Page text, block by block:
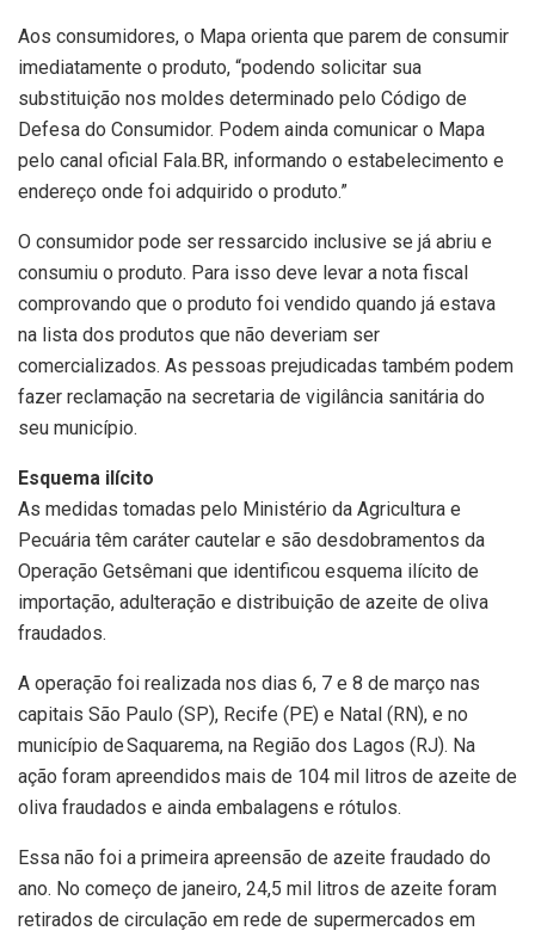
Aos consumidores, o Mapa orienta que parem de consumir
imediatamente o produto, “podendo solicitar sua
substituição nos moldes determinado pelo Código de
Defesa do Consumidor. Podem ainda comunicar o Mapa
pelo canal oficial Fala.BR, informando o estabelecimento e
endereço onde foi adquirido o produto.”
O consumidor pode ser ressarcido inclusive se já abriu e
consumiu o produto. Para isso deve levar a nota fiscal
comprovando que o produto foi vendido quando já estava
na lista dos produtos que não deveriam ser
comercializados. As pessoas prejudicadas também podem
fazer reclamação na secretaria de vigilância sanitária do
seu município.
Esquema ilícito
As medidas tomadas pelo Ministério da Agricultura e
Pecuária têm caráter cautelar e são desdobramentos da
Operação Getsêmani que identificou esquema ilícito de
importação, adulteração e distribuição de azeite de oliva
fraudados.
A operação foi realizada nos dias 6, 7 e 8 de março nas
capitais São Paulo (SP), Recife (PE) e Natal (RN), e no
município de Saquarema, na Região dos Lagos (RJ). Na
ação foram apreendidos mais de 104 mil litros de azeite de
oliva fraudados e ainda embalagens e rótulos.
Essa não foi a primeira apreensão de azeite fraudado do
ano. No começo de janeiro, 24,5 mil litros de azeite foram
retirados de circulação em rede de supermercados em